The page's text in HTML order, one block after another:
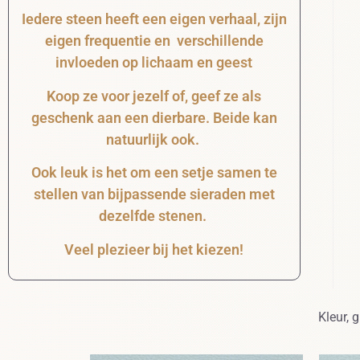
Iedere steen heeft een eigen verhaal, zijn
eigen frequentie en verschillende
invloeden op lichaam en geest
Koop ze voor jezelf of, geef ze als
geschenk aan een dierbare. Beide kan
natuurlijk ook.
Ook leuk is het om een setje samen te
stellen van bijpassende sieraden met
dezelfde stenen.
Veel plezieer bij het kiezen!
Kleur,